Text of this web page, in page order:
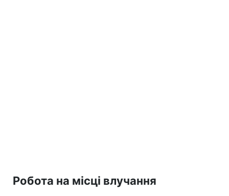
Робота на місці влучання